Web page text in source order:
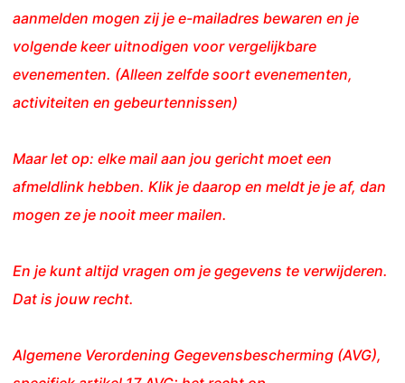
aanmelden mogen zij je e-mailadres bewaren en je
volgende keer uitnodigen voor vergelijkbare
evenementen. (Alleen zelfde soort evenementen,
activiteiten en gebeurtennissen)
Maar let op: elke mail aan jou gericht moet een
afmeldlink hebben. Klik je daarop en meldt je je af, dan
mogen ze je nooit meer mailen.
En je kunt altijd vragen om je gegevens te verwijderen.
Dat is jouw recht.
Algemene Verordening Gegevensbescherming (AVG),